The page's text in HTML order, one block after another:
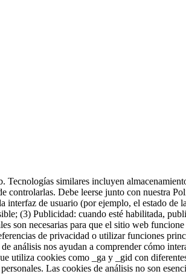
Tecnologías similares incluyen
Debe leerse junto con nuestra
de usuario (por ejemplo, el estado de
(3) Publicidad: cuando esté habilitada,
son necesarias para que el sitio web
de privacidad o utilizar funciones
análisis nos ayudan a comprender cómo
utiliza cookies como _ga y _gid con
Las cookies de análisis no son